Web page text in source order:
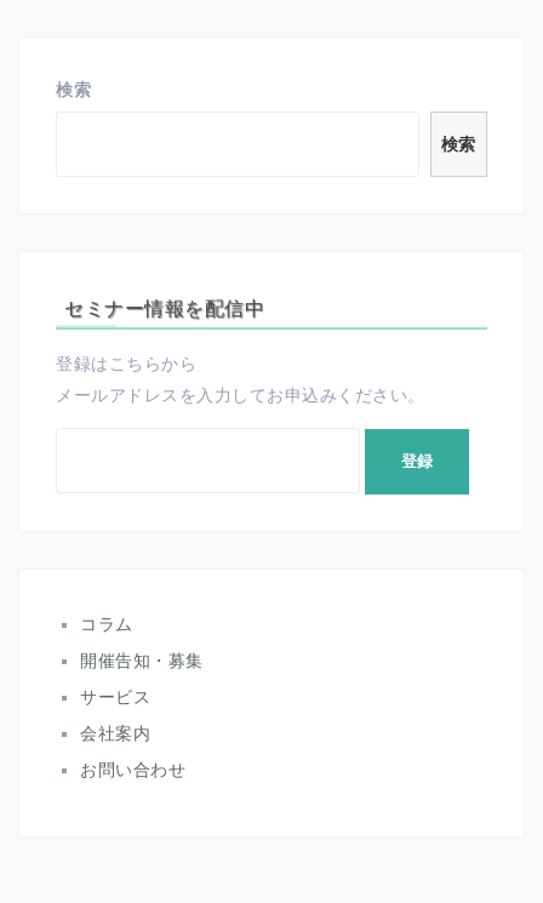
検索
検索
セミナー情報を配信中
登録はこちらから
メールアドレスを入力してお申込みください。
コラム
開催告知・募集
サービス
会社案内
お問い合わせ